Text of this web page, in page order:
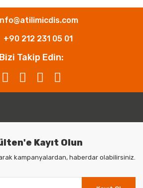
+90 212 231 05 01
Bizi Takip Edin:
Kayıt Olun
kampanyalardan, haberdar olabilirsiniz.